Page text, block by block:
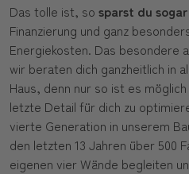
Das tolle ist, so sparst du
Finanzierung und ganz
Energiekosten. Das besondere
wir beraten dich ganzheitlich in
Haus, denn nur so ist es
letzte Detail für dich zu
vierte Generation in unserem
den letzten 13 Jahren über 500
eigenen vier Wände begleiten